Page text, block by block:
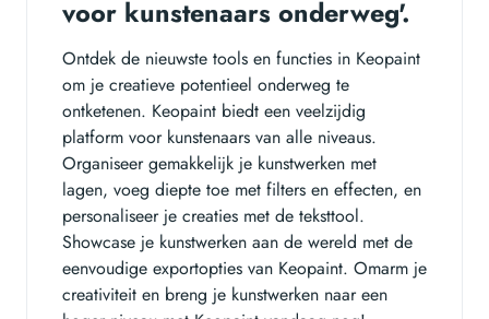
voor kunstenaars onderweg'.
Ontdek de nieuwste tools en functies in Keopaint
om je creatieve potentieel onderweg te
ontketenen. Keopaint biedt een veelzijdig
platform voor kunstenaars van alle niveaus.
Organiseer gemakkelijk je kunstwerken met
lagen, voeg diepte toe met filters en effecten, en
personaliseer je creaties met de teksttool.
Showcase je kunstwerken aan de wereld met de
eenvoudige exportopties van Keopaint. Omarm je
creativiteit en breng je kunstwerken naar een